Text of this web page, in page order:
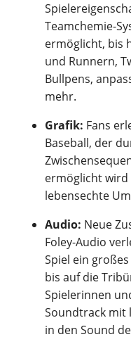
Teamchemie-
ermöglicht, bis
und Runnern,
Bullpens,
mehr.
Grafik: Fans
Baseball, der
ermöglicht wird
lebensechte
Audio: Neue
Foley-Audio
Spiel ein
bis auf die
Spielerinnen
Soundtrack mit
in den Sound